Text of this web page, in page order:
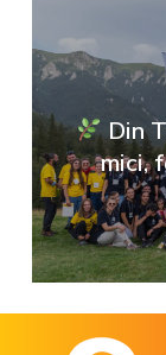
Din
mici,